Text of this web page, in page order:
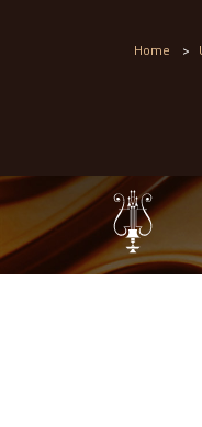
Home >